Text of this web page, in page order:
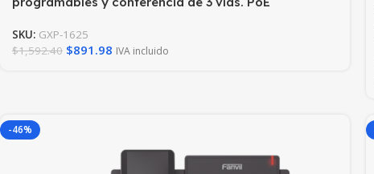
SKU: GXP-1625
$1,592.40 $891.98 IVA incluido
-46%